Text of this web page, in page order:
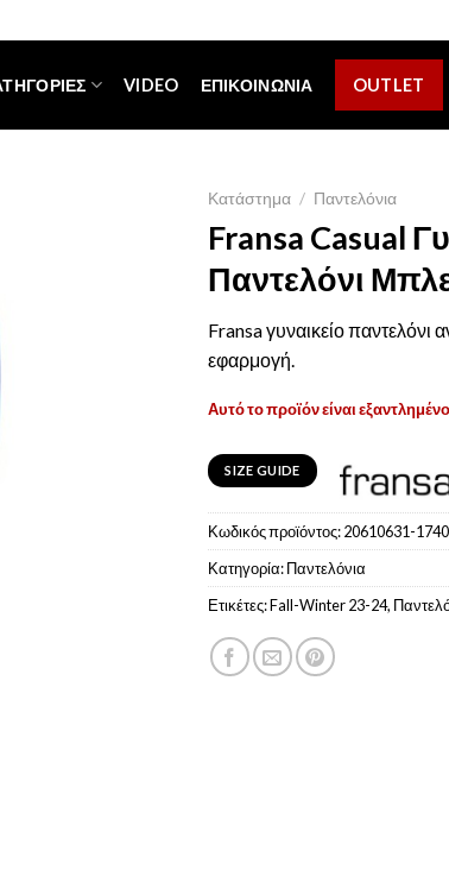
VIDEO ΕΠΙΚΟΙΝΩΝΊΑ OUTLET
Κατάστημα / Παντελόνια
Fransa Casual
Παντελόνι
Fransa γυναικείο παντελόνι
εφαρμογή.
Αυτό το προϊόν είναι
SIZE GUIDE
Κωδικός προϊόντος:20610631-
Κατηγορία:Παντελόνια
Ετικέτες:Fall-Winter 23-24,